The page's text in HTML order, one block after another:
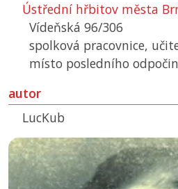
Ústřední hřbitov města
Vídeňská 96/306
spolková pracovnice,
místo posledního
autor
LucKub